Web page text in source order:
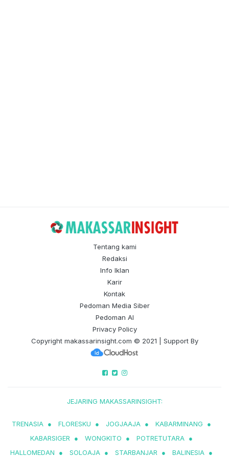
Tentang kami
Redaksi
Info Iklan
Karir
Kontak
Pedoman Media Siber
Pedoman AI
Privacy Policy
Copyright makassarinsight.com © 2021 | Support By
JEJARING MAKASSARINSIGHT:
TRENASIA ● FLORESKU ● JOGJAAJA ● KABARMINANG
●
KABARSIGER
● WONGKITO ● POTRETUTARA ●
HALLOMEDAN
● SOLOAJA ● STARBANJAR ● BALINESIA ●